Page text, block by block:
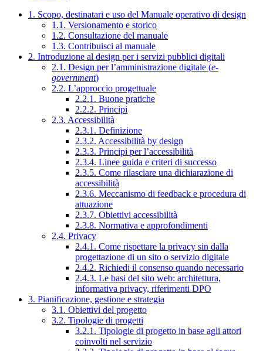
1. Scopo, destinatari e uso del Manuale operativo di design
1.1. Versionamento e storico
1.2. Consultazione del manuale
1.3. Contribuisci al manuale
2. Introduzione al design per i servizi pubblici digitali
2.1. Design per l’amministrazione digitale (e-
government)
2.2. L’approccio progettuale
2.2.1. Buone pratiche
2.2.2. Principi
2.3. Accessibilità
2.3.1. Definizione
2.3.2. Accessibilità by design
2.3.3. Principi per l’accessibilità
2.3.4. Linee guida e criteri di successo
2.3.5. Come rilasciare una dichiarazione di
accessibilità
2.3.6. Meccanismo di feedback e procedura di
attuazione
2.3.7. Obiettivi accessibilità
2.3.8. Normativa e approfondimenti
2.4. Privacy
2.4.1. Come rispettare la privacy sin dalla
progettazione di un sito o servizio digitale
2.4.2. Richiedi il consenso quando necessario
2.4.3. Le basi del sito web: architettura,
informativa privacy, riferimenti DPO
3. Pianificazione, gestione e strategia
3.1. Obiettivi del progetto
3.2. Tipologie di progetti
3.2.1. Tipologie di progetto in base agli attori
coinvolti nel servizio